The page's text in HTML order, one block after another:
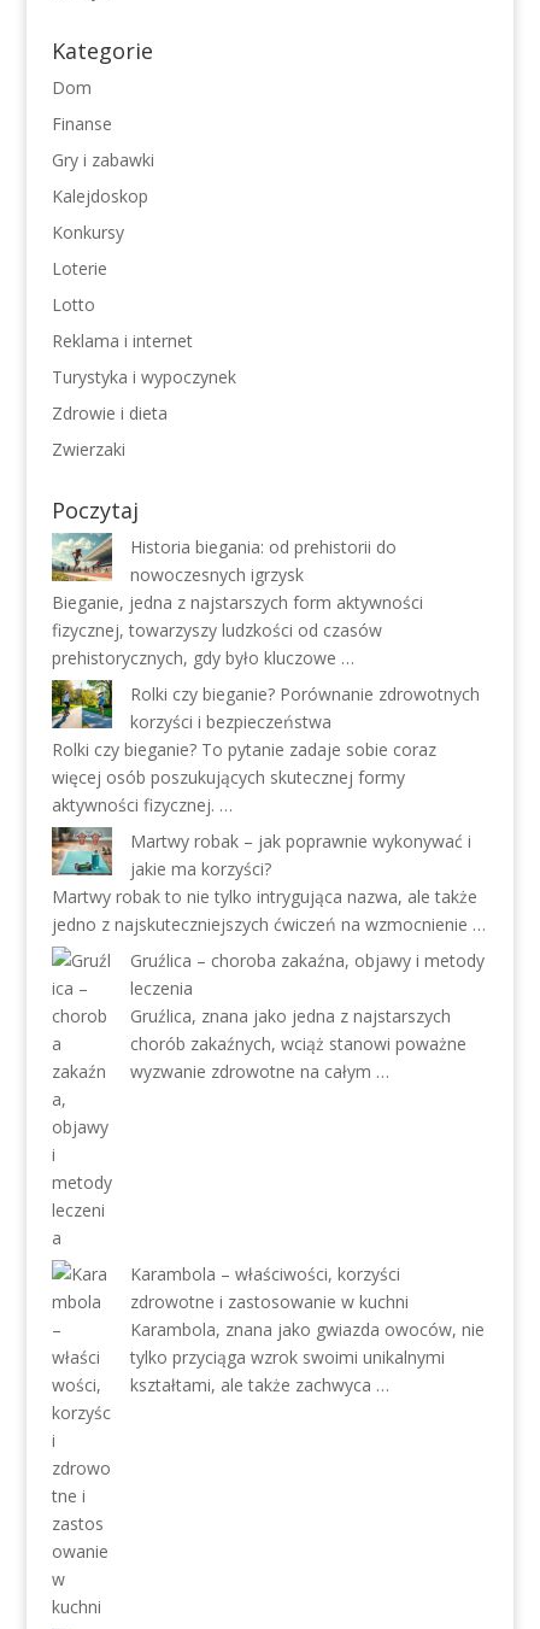
Kategorie
Dom
Finanse
Gry i zabawki
Kalejdoskop
Konkursy
Loterie
Lotto
Reklama i internet
Turystyka i wypoczynek
Zdrowie i dieta
Zwierzaki
Poczytaj
Historia biegania: od prehistorii do
nowoczesnych igrzysk
Bieganie, jedna z najstarszych form aktywności
fizycznej, towarzyszy ludzkości od czasów
prehistorycznych, gdy było kluczowe …
Rolki czy bieganie? Porównanie zdrowotnych
korzyści i bezpieczeństwa
Rolki czy bieganie? To pytanie zadaje sobie coraz
więcej osób poszukujących skutecznej formy
aktywności fizycznej. …
Martwy robak – jak poprawnie wykonywać i
jakie ma korzyści?
Martwy robak to nie tylko intrygująca nazwa, ale także
jedno z najskuteczniejszych ćwiczeń na wzmocnienie …
Gruźlica – choroba zakaźna, objawy i metody
leczenia
Gruźlica, znana jako jedna z najstarszych
chorób zakaźnych, wciąż stanowi poważne
wyzwanie zdrowotne na całym …
Karambola – właściwości, korzyści
zdrowotne i zastosowanie w kuchni
Karambola, znana jako gwiazda owoców, nie
tylko przyciąga wzrok swoimi unikalnymi
kształtami, ale także zachwyca …